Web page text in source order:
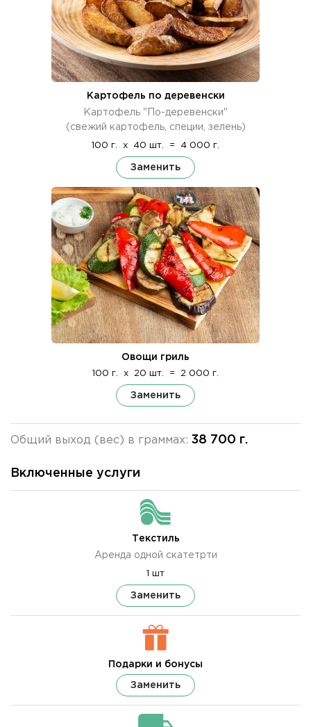
Картофель по деревенски
Картофель "По-деревенски"
(свежий картофель, специи, зелень)
100 г. x 40 шт. = 4 000 г.
Заменить
Овощи гриль
100 г. x 20 шт. = 2 000 г.
Заменить
Общий выход (вес) в граммах: 38 700 г.
Включенные услуги
Текстиль
Аренда одной скатетрти
1 шт
Заменить
Подарки и бонусы
Заменить